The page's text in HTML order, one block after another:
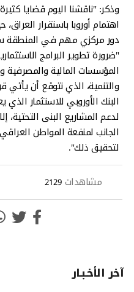
وذكر: "ناقشنا اليوم قضايا
اهتمام أوروبا باستقرار
دور مركزي مهم في المنطقة
"ضرورة تطوير البرامج
المؤسسات المالية والمصرفية
والتنمية، الذي نتوقع أن
البنك الأوروبي للاستثمار
لدعم المشاريع البنى التحتية،
الجانب لمنفعة المواطن
لتحقيق ذلك".
مشاهدات 2129
آخر الأخـبـار